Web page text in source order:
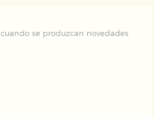
se produzcan novedades
de cookies